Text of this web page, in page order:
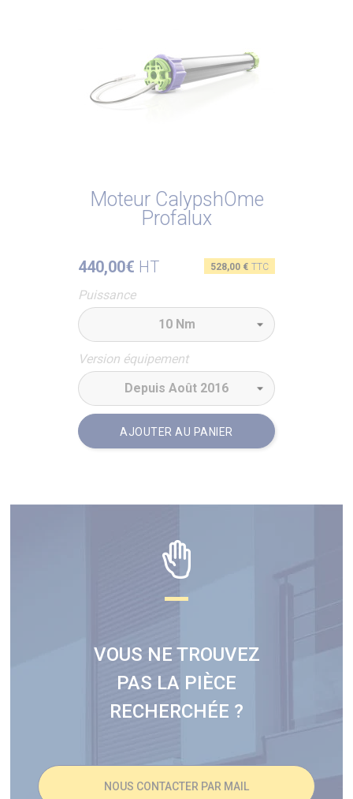
Moteur CalypshOme
Profalux
440,00€ HT Prix
528,00 € TTC
Puissance
Version équipement
AJOUTER AU PANIER
VOUS NE TROUVEZ
PAS LA PIÈCE
RECHERCHÉE ?
NOUS CONTACTER PAR MAIL